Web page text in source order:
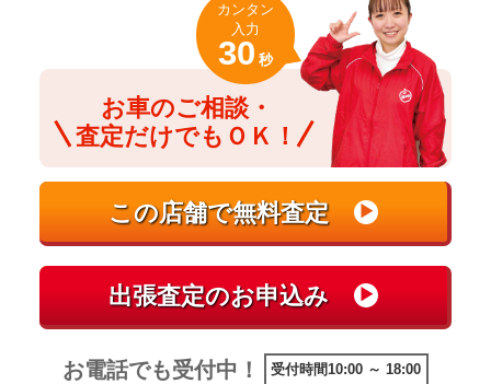
お車のご相談・
査定だけでもＯＫ！
カンタン
入力
30 秒
お電話でも受付中！ 受付時間10:00 ～ 18:00